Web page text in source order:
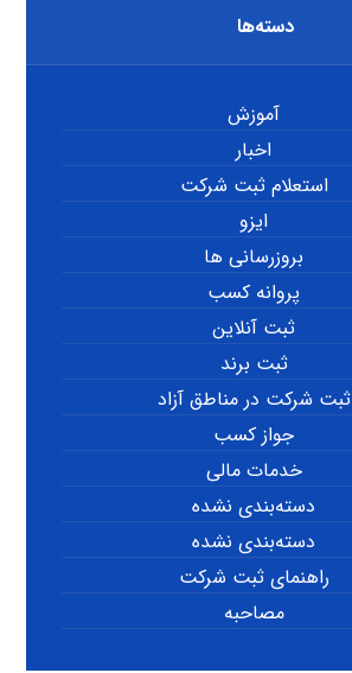
دسته‌ها
آموزش
اخبار
استعلام ثبت شرکت
ایزو
بروزرسانی ها
پروانه کسب
ثبت آنلاین
ثبت برند
ثبت شرکت در مناطق آزاد
جواز کسب
خدمات مالی
دسته‌بندی نشده
دسته‌بندی نشده
راهنمای ثبت شرکت
مصاحبه